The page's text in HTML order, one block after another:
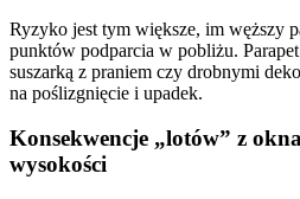
Ryzyko jest tym większe, im węższy
punktów podparcia w pobliżu.
suszarką z praniem czy drobnymi
na poślizgnięcie i upadek.
Konsekwencje „lotów” z
wysokości